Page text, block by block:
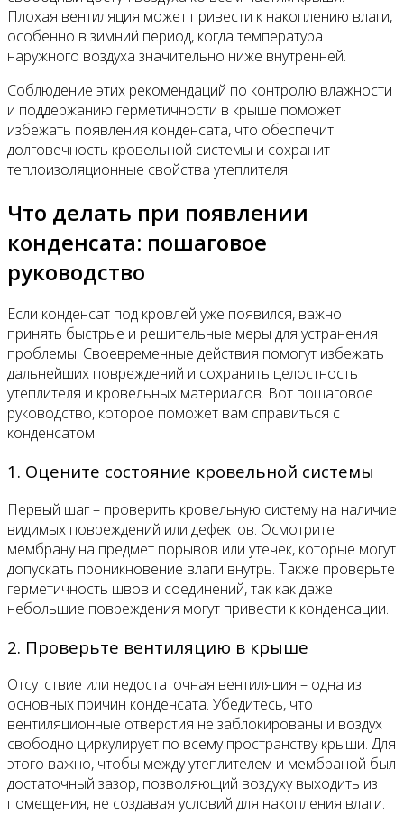
Плохая вентиляция может привести к накоплению влаги,
особенно в зимний период, когда температура
наружного воздуха значительно ниже внутренней.
Соблюдение этих рекомендаций по контролю влажности
и поддержанию герметичности в крыше поможет
избежать появления конденсата, что обеспечит
долговечность кровельной системы и сохранит
теплоизоляционные свойства утеплителя.
Что делать при появлении
конденсата: пошаговое
руководство
Если конденсат под кровлей уже появился, важно
принять быстрые и решительные меры для устранения
проблемы. Своевременные действия помогут избежать
дальнейших повреждений и сохранить целостность
утеплителя и кровельных материалов. Вот пошаговое
руководство, которое поможет вам справиться с
конденсатом.
1. Оцените состояние кровельной системы
Первый шаг – проверить кровельную систему на наличие
видимых повреждений или дефектов. Осмотрите
мембрану на предмет порывов или утечек, которые могут
допускать проникновение влаги внутрь. Также проверьте
герметичность швов и соединений, так как даже
небольшие повреждения могут привести к конденсации.
2. Проверьте вентиляцию в крыше
Отсутствие или недостаточная вентиляция – одна из
основных причин конденсата. Убедитесь, что
вентиляционные отверстия не заблокированы и воздух
свободно циркулирует по всему пространству крыши. Для
этого важно, чтобы между утеплителем и мембраной был
достаточный зазор, позволяющий воздуху выходить из
помещения, не создавая условий для накопления влаги.